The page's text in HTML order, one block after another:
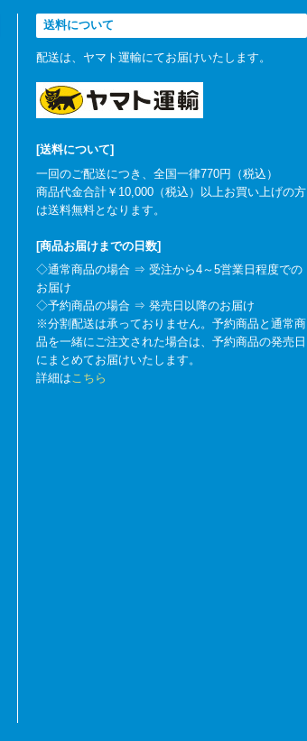
送料について
配送は、ヤマト運輸にてお届けいたします。
[送料について]
一回のご配送につき、全国一律770円（税込）
商品代金合計￥10,000（税込）以上お買い上げの方
は送料無料となります。
[商品お届けまでの日数]
◇通常商品の場合 ⇒ 受注から4～5営業日程度での
お届け
◇予約商品の場合 ⇒ 発売日以降のお届け
※分割配送は承っておりません。予約商品と通常商
品を一緒にご注文された場合は、予約商品の発売日
にまとめてお届けいたします。
詳細はこちら